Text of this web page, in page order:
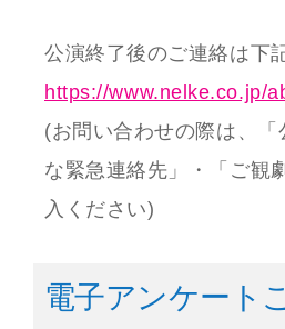
公演終了後のご連絡は下
https://www.nelke.co.jp/
(お問い合わせの際は、
な緊急連絡先」・「ご観
入ください)
電子アンケート